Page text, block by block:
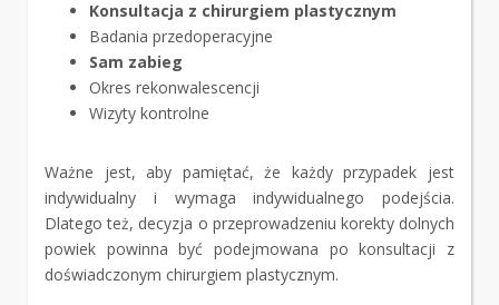
Konsultacja z chirurgiem plastycznym
Badania przedoperacyjne
Sam zabieg
Okres rekonwalescencji
Wizyty kontrolne
Ważne jest, aby pamiętać, że każdy przypadek jest
indywidualny i wymaga indywidualnego podejścia.
Dlatego też, decyzja o przeprowadzeniu korekty dolnych
powiek powinna być podejmowana po konsultacji z
doświadczonym chirurgiem plastycznym.